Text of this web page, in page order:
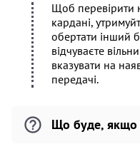
Щоб перевірити
кардані,
обертати інший
відчуваєте
вказувати на
передачі.
Що буде, якщо